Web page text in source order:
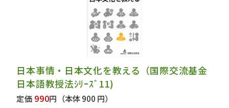
日本事情・日本文化を教える（国際交流基金
日本語教授法ｼﾘｰｽﾞ11)
定価 990円 （本体 900 円）